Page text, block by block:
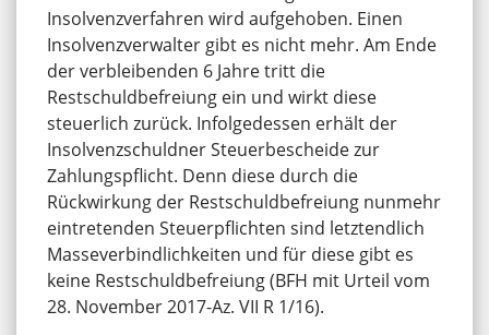
Insolvenzverfahren wird aufgehoben. Einen
Insolvenzverwalter gibt es nicht mehr. Am Ende
der verbleibenden 6 Jahre tritt die
Restschuldbefreiung ein und wirkt diese
steuerlich zurück. Infolgedessen erhält der
Insolvenzschuldner Steuerbescheide zur
Zahlungspflicht. Denn diese durch die
Rückwirkung der Restschuldbefreiung nunmehr
eintretenden Steuerpflichten sind letztendlich
Masseverbindlichkeiten und für diese gibt es
keine Restschuldbefreiung (BFH mit Urteil vom
28. November 2017-Az. VII R 1/16).